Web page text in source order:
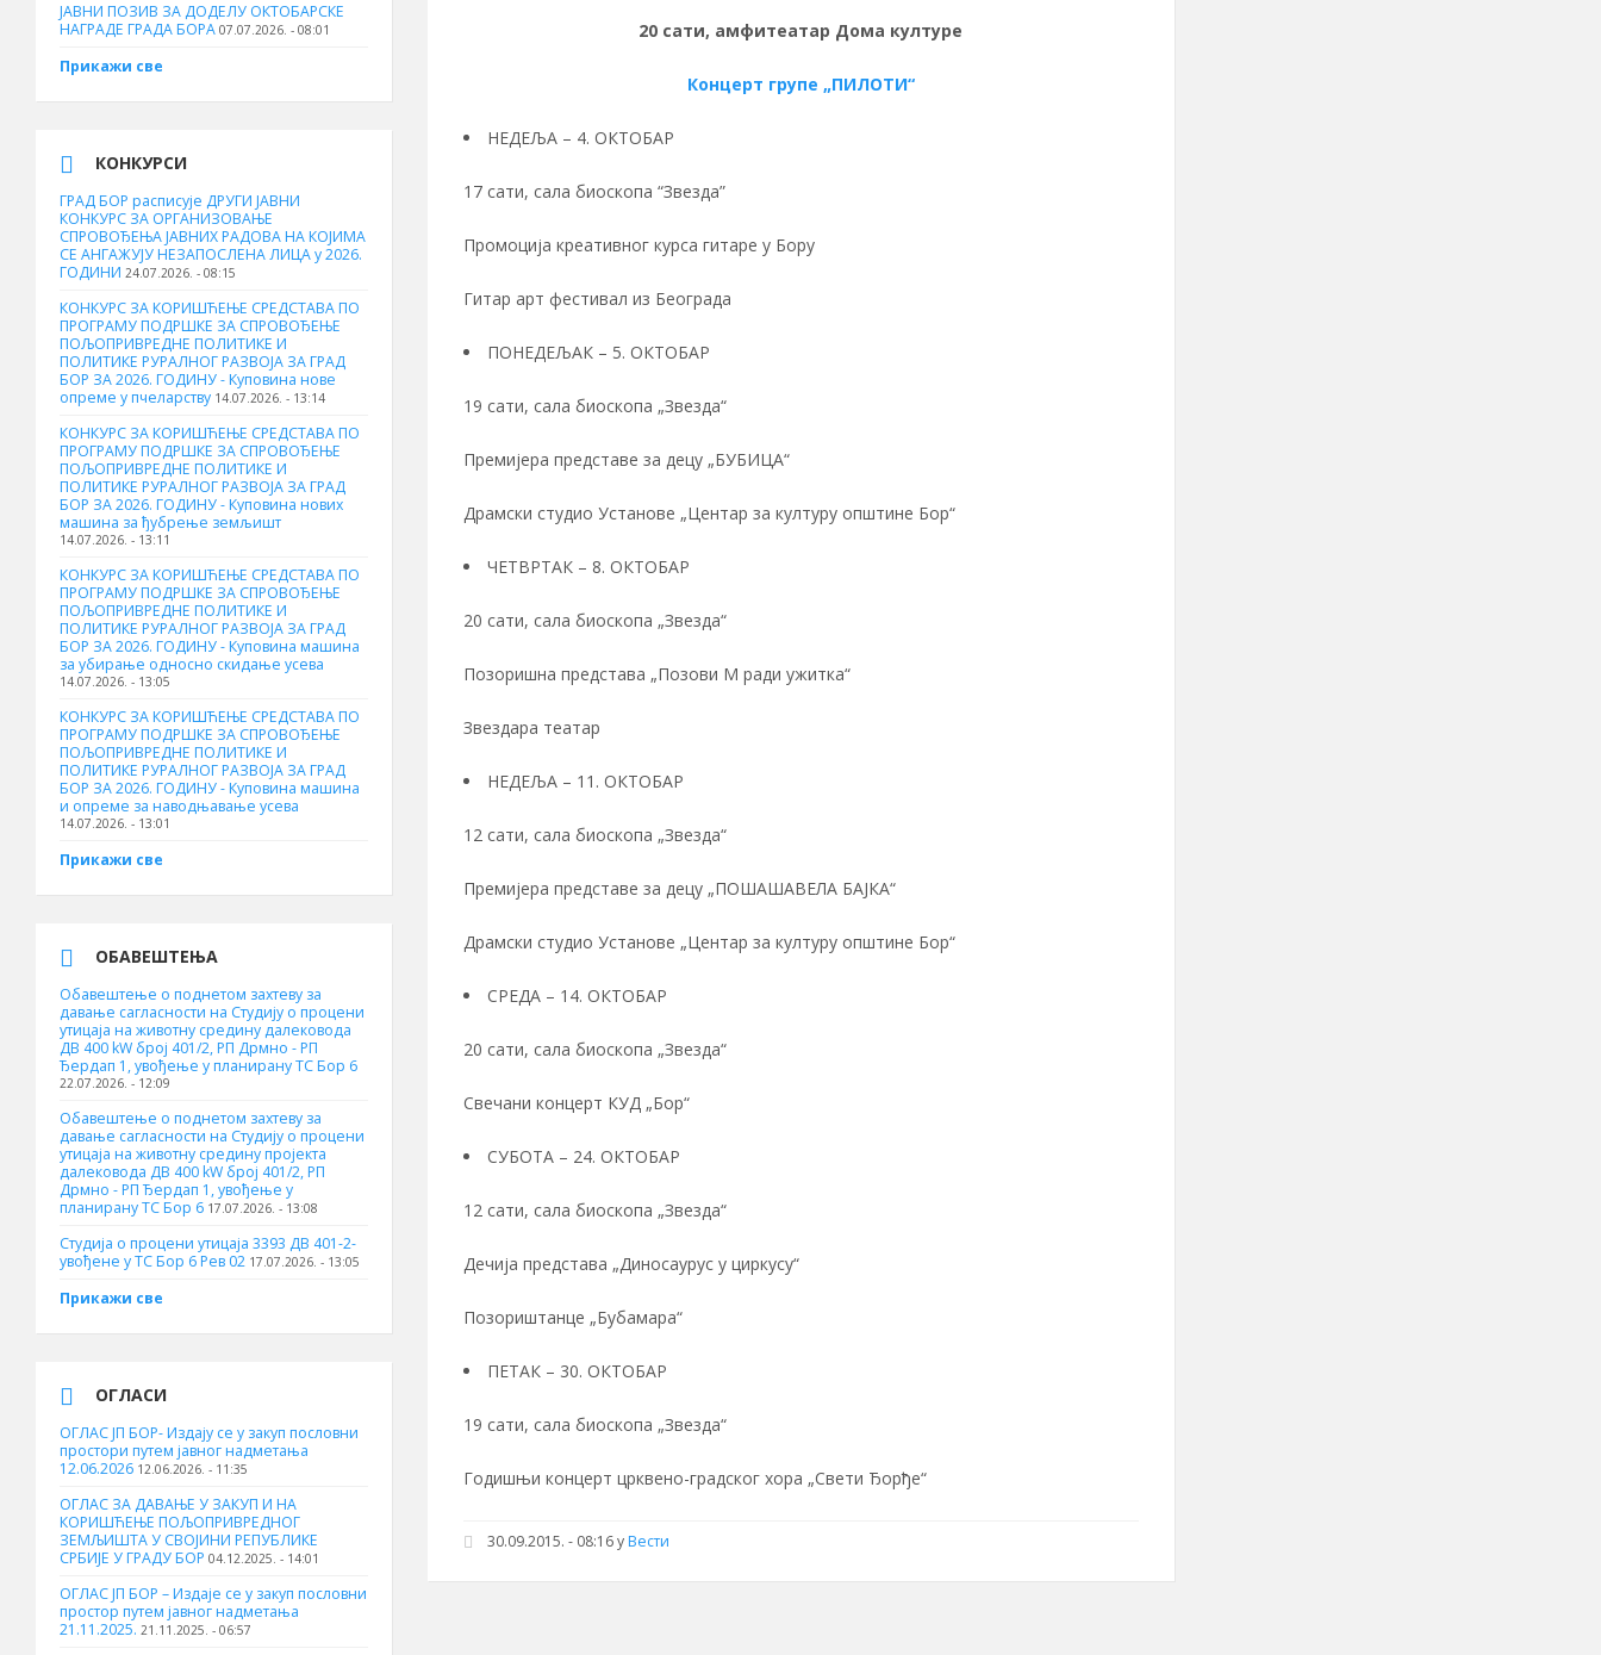
20 сати, амфитеатар Дома културе
Концерт групе „ПИЛОТИ“
НЕДЕЉА – 4. ОКТОБАР
17 сати, сала биоскопа “Звезда”
Промоција креативног курса гитаре у Бору
Гитар арт фестивал из Београда
ПОНЕДЕЉАК – 5. ОКТОБАР
19 сати, сала биоскопа „Звезда“
Премијера представе за децу „БУБИЦА“
Драмски студио Установе „Центар за културу општине Бор“
ЧЕТВРТАК – 8. ОКТОБАР
20 сати, сала биоскопа „Звезда“
Позоришна представа „Позови М ради ужитка“
Звездара театар
НЕДЕЉА – 11. ОКТОБАР
12 сати, сала биоскопа „Звезда“
Премијера представе за децу „ПОШАШАВЕЛА БАЈКА“
Драмски студио Установе „Центар за културу општине Бор“
СРЕДА – 14. ОКТОБАР
20 сати, сала биоскопа „Звезда“
Свечани концерт КУД „Бор“
СУБОТА – 24. ОКТОБАР
12 сати, сала биоскопа „Звезда“
Дечија представа „Диносаурус у циркусу“
Позориштанце „Бубамара“
ПЕТАК – 30. ОКТОБАР
19 сати, сала биоскопа „Звезда“
Годишњи концерт црквено-градског хора „Свети Ђорђе“
30.09.2015. - 08:16уВести
ЈАВНИ ПОЗИВ ЗА ДОДЕЛУ ОКТOБАРСКЕ
НАГРАДЕ ГРАДА БОРА 07.07.2026. - 08:01
Прикажи све
КОНКУРСИ
ГРАД БОР расписује ДРУГИ ЈАВНИ
КОНКУРС ЗА ОРГАНИЗОВАЊЕ
СПРОВОЂЕЊА ЈАВНИХ РАДОВА НА КОЈИМА
СЕ АНГАЖУЈУ НЕЗАПОСЛЕНА ЛИЦА у 2026.
ГОДИНИ 24.07.2026. - 08:15
КОНКУРС ЗА КОРИШЋЕЊЕ СРЕДСТАВА ПО
ПРОГРАМУ ПОДРШКЕ ЗА СПРОВОЂЕЊЕ
ПОЉОПРИВРЕДНЕ ПОЛИТИКЕ И
ПОЛИТИКЕ РУРАЛНОГ РАЗВОЈА ЗА ГРАД
БОР ЗА 2026. ГОДИНУ - Куповина нове
опреме у пчеларству 14.07.2026. - 13:14
КОНКУРС ЗА КОРИШЋЕЊЕ СРЕДСТАВА ПО
ПРОГРАМУ ПОДРШКЕ ЗА СПРОВОЂЕЊЕ
ПОЉОПРИВРЕДНЕ ПОЛИТИКЕ И
ПОЛИТИКЕ РУРАЛНОГ РАЗВОЈА ЗА ГРАД
БОР ЗА 2026. ГОДИНУ - Куповина нових
машина за ђубрење земљишт
14.07.2026. - 13:11
КОНКУРС ЗА КОРИШЋЕЊЕ СРЕДСТАВА ПО
ПРОГРАМУ ПОДРШКЕ ЗА СПРОВОЂЕЊЕ
ПОЉОПРИВРЕДНЕ ПОЛИТИКЕ И
ПОЛИТИКЕ РУРАЛНОГ РАЗВОЈА ЗА ГРАД
БОР ЗА 2026. ГОДИНУ - Куповинa машина
за убирање односно скидање усева
14.07.2026. - 13:05
КОНКУРС ЗА КОРИШЋЕЊЕ СРЕДСТАВА ПО
ПРОГРАМУ ПОДРШКЕ ЗА СПРОВОЂЕЊЕ
ПОЉОПРИВРЕДНЕ ПОЛИТИКЕ И
ПОЛИТИКЕ РУРАЛНОГ РАЗВОЈА ЗА ГРАД
БОР ЗА 2026. ГОДИНУ - Куповина машина
и опреме за наводњавање усева
14.07.2026. - 13:01
Прикажи све
ОБАВЕШТЕЊА
Обавештење о поднетом захтеву за
давање сагласности на Студију о процени
утицаја на животну средину далековода
ДВ 400 kW број 401/2, РП Дрмно - РП
Ђердап 1, увођење у планирану ТС Бор 6
22.07.2026. - 12:09
Обавештење о поднетом захтеву за
давање сагласности на Студију о процени
утицаја на животну средину пројекта
далековода ДВ 400 kW број 401/2, РП
Дрмно - РП Ђердап 1, увођење у
планирану ТС Бор 6 17.07.2026. - 13:08
Студија о процени утицаја 3393 ДВ 401-2-
увођене у ТС Бор 6 Рев 02 17.07.2026. - 13:05
Прикажи све
ОГЛАСИ
ОГЛАС ЈП БОР- Издају се у закуп пословни
простори путем јавног надметања
12.06.2026 12.06.2026. - 11:35
ОГЛАС ЗА ДАВАЊЕ У ЗАКУП И НА
КОРИШЋЕЊЕ ПОЉОПРИВРЕДНОГ
ЗЕМЉИШТА У СВОЈИНИ РЕПУБЛИКЕ
СРБИЈЕ У ГРАДУ БОР 04.12.2025. - 14:01
ОГЛАС ЈП БОР – Издаје се у закуп пословни
простор путем јавног надметања
21.11.2025. 21.11.2025. - 06:57